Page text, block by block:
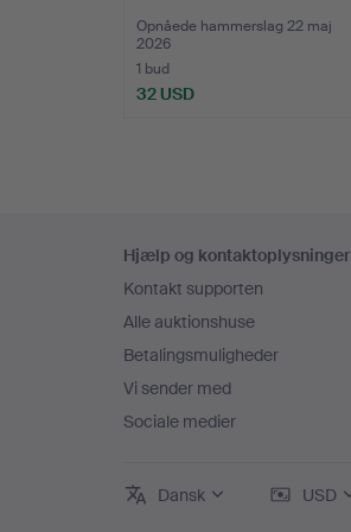
Opnåede hammerslag 22 maj
2026
1 bud
32 USD
Hjælp og kontaktoplysninger
Kontakt supporten
Alle auktionshuse
Betalingsmuligheder
Vi sender med
Sociale medier
Dansk USD